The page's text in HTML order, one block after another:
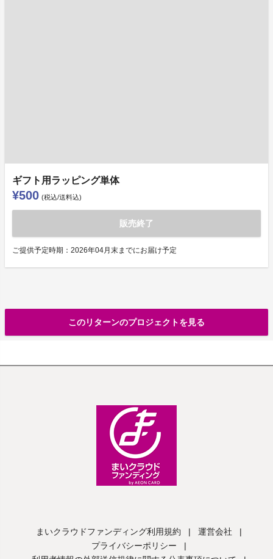
ギフト用ラッピング単体
¥500 (税込/送料込)
販売終了
ご提供予定時期：2026年04月末までにお届け予定
このリターンのプロジェクトを見る
まいクラウドファンディング利用規約 | 運営会社
|
プライバシーポリシー
|